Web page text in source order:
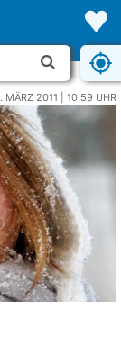
MÄRZ 2011 | 10:59 UHR